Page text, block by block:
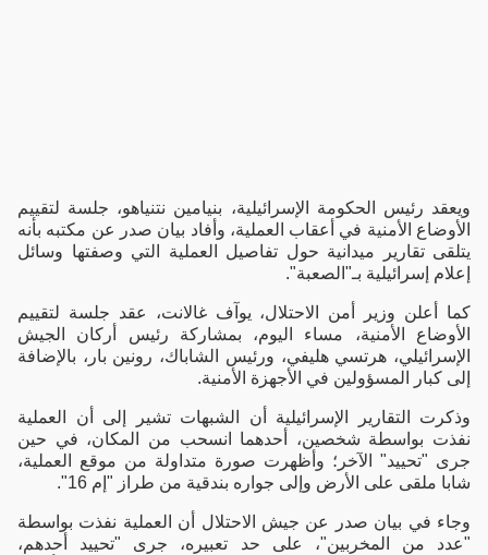
ويعقد رئيس الحكومة الإسرائيلية، بنيامين نتنياهو، جلسة لتقييم
الأوضاع الأمنية في أعقاب العملية، وأفاد بيان صدر عن مكتبه بأنه
يتلقى تقارير ميدانية حول تفاصيل العملية التي وصفتها وسائل
إعلام إسرائيلية بـ"الصعبة".
كما أعلن وزير أمن الاحتلال، يوآف غالانت، عقد جلسة لتقييم
الأوضاع الأمنية، مساء اليوم، بمشاركة رئيس أركان الجيش
الإسرائيلي، هرتسي هليفي، ورئيس الشاباك، رونين بار، بالإضافة
إلى كبار المسؤولين في الأجهزة الأمنية.
وذكرت التقارير الإسرائيلية أن الشبهات تشير إلى أن العملية
نفذت بواسطة شخصين، أحدهما انسحب من المكان، في حين
جرى "تحييد" الآخر؛ وأظهرت صورة متداولة من موقع العملية،
شابا ملقى على الأرض وإلى جواره بندقية من طراز "إم 16".
وجاء في بيان صدر عن جيش الاحتلال أن العملية نفذت بواسطة
"عدد من المخربين"، على حد تعبيره، جرى "تحييد أحدهم،